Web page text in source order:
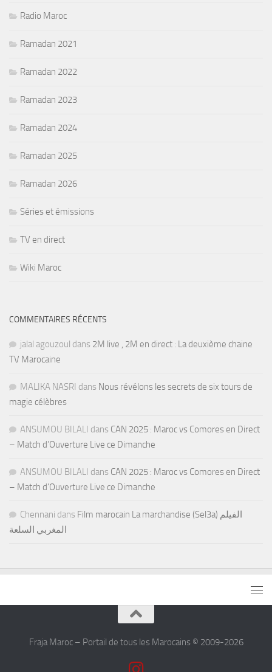
Radio Maroc
Ramadan 2021
Ramadan 2022
Ramadan 2023
Ramadan 2024
Ramadan 2025
Ramadan 2026
Séries et émissions
TV en direct
Wiki Maroc
COMMENTAIRES RÉCENTS
jalal agouzoul dans 2M live , 2M en direct : La deuxième chaine
TV Marocaine
MALIKA NASRI dans Nous révélons les secrets de six tours de
magie célèbres
ANSUMOU BILALI dans CAN 2025 : Maroc vs Comores en Direct
– Match d’Ouverture Live ce Dimanche
ANSUMOU BILALI dans CAN 2025 : Maroc vs Comores en Direct
– Match d’Ouverture Live ce Dimanche
Chennani dans Film marocain La marchandise (Sel3a) الفيلم
المغربي السلعة
Fraja Maroc – Portail de tous les Marocains © 2009-2026